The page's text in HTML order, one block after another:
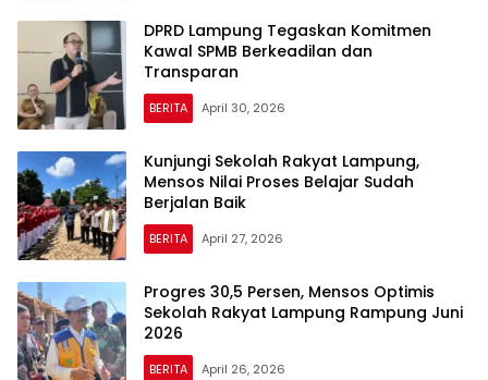
DPRD Lampung Tegaskan Komitmen
Kawal SPMB Berkeadilan dan
Transparan
BERITA April 30, 2026
Kunjungi Sekolah Rakyat Lampung,
Mensos Nilai Proses Belajar Sudah
Berjalan Baik
BERITA April 27, 2026
Progres 30,5 Persen, Mensos Optimis
Sekolah Rakyat Lampung Rampung Juni
2026
BERITA April 26, 2026